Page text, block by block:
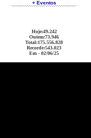
+ Eventos
Hoje:49.242
Ontem:73.946
Total:175.556.828
Recorde:543.023
Em - 02/06/25